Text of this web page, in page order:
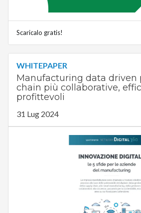
Scaricalo gratis!
WHITEPAPER
Manufacturing data driven
chain più collaborative,
profittevoli
31 Lug 2024